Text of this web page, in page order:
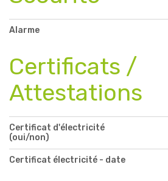
Alarme
Certificats /
Attestations
Certificat d'électricité
(oui/non)
Certificat électricité - date